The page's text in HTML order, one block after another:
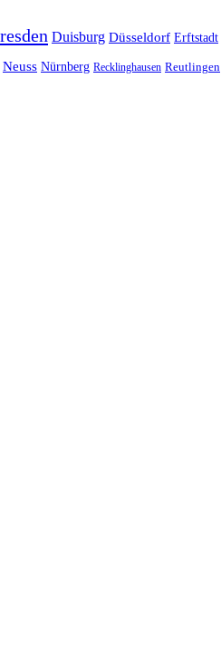
Duisburg Düsseldorf Erftstadt
Neuss Nürnberg Recklinghausen Reutlingen